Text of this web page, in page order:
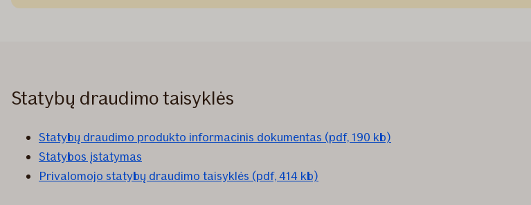
Statybų draudimo taisyklės
Statybų draudimo produkto informacinis dokumentas (pdf, 190 kb)
Statybos įstatymas
Privalomojo statybų draudimo taisyklės (pdf, 414 kb)